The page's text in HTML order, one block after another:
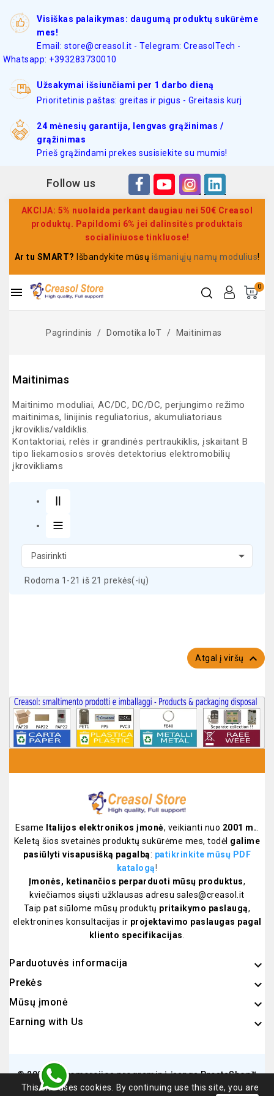
Visiškas palaikymas: daugumą produktų sukūrėme
mes!
Email: store@creasol.it - Telegram: CreasolTech -
Whatsapp: +393283730010
Užsakymai išsiunčiami per 1 darbo dieną
Prioritetinis paštas: greitas ir pigus - Greitasis kurj
24 mėnesių garantija, lengvas grąžinimas /
grąžinimas
Prieš grąžindami prekes susisiekite su mumis!
Follow us
AKCIJA: 5% nuolaida perkant daugiau nei 50€ Creasol
produktų. Papildomi 6% jei dalinsitės produktais
socialiniuose tinkluose!
Ar tu SMART? Išbandykite mūsų išmaniųjų namų modulius!
0

Pagrindinis Domotika IoT Maitinimas
Maitinimas
Maitinimo moduliai, AC/DC, DC/DC, perjungimo režimo
maitinimas, linijinis reguliatorius, akumuliatoriaus
įkroviklis/valdiklis.
Kontaktoriai, relės ir grandinės pertraukiklis, įskaitant B
tipo liekamosios srovės detektorius elektromobilių
įkrovikliams
Pasirinkti 
Rodoma 1-21 iš 21 prekės(-ių)
Atgal į viršų 
Esame Italijos elektronikos įmonė, veikianti nuo 2001 m.
Keletą šios svetainės produktų sukūrėme mes, todėl galime
pasiūlyti visapusišką pagalbą: patikrinkite mūsų PDF
katalogą!
Įmonės, ketinančios perparduoti mūsų produktus,
kviečiamos siųsti užklausas adresu sales@creasol.it
Taip pat siūlome mūsų produktų pritaikymo paslaugą,
elektronines konsultacijas ir projektavimo paslaugas pagal
kliento specifikacijas
Parduotuvės informacija keyboard_arrow_down
Prekės 
Mūsų įmonė 
This site uses cookies. By continuing use this site, you are
Earning with Us 
© 2026 - E-komercijos programinė įranga PrestaShop™